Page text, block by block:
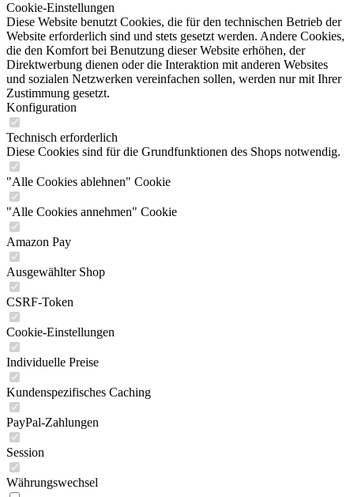
Cookie-Einstellungen
Diese Website benutzt Cookies, die für den technischen Betrieb der
Website erforderlich sind und stets gesetzt werden. Andere Cookies,
die den Komfort bei Benutzung dieser Website erhöhen, der
Direktwerbung dienen oder die Interaktion mit anderen Websites
und sozialen Netzwerken vereinfachen sollen, werden nur mit Ihrer
Zustimmung gesetzt.
Konfiguration
Technisch erforderlich
Diese Cookies sind für die Grundfunktionen des Shops notwendig.
"Alle Cookies ablehnen" Cookie
"Alle Cookies annehmen" Cookie
Amazon Pay
Ausgewählter Shop
CSRF-Token
Cookie-Einstellungen
Individuelle Preise
Kundenspezifisches Caching
PayPal-Zahlungen
Session
Währungswechsel